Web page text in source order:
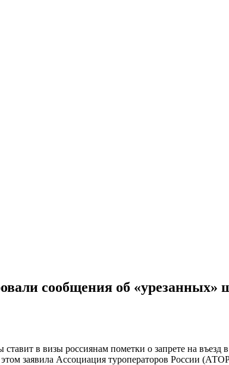
сообщения об «урезанных»
этом заявила Ассоциация туроператоров России